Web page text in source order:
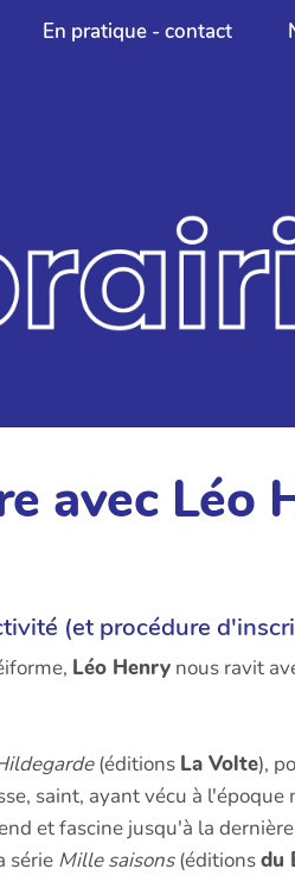
En pratique - contact
avec
(et procédure
Léo Henry nous ravit
(éditions La Volte),
saint, ayant vécu à
et fascine jusqu'à la
série Mille saisons(éditionsdu